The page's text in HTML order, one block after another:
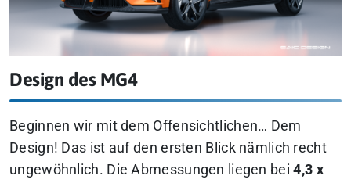
Design des MG4
Beginnen wir mit dem Offensichtlichen… Dem
Design! Das ist auf den ersten Blick nämlich recht
ungewöhnlich. Die Abmessungen liegen bei4,3 x